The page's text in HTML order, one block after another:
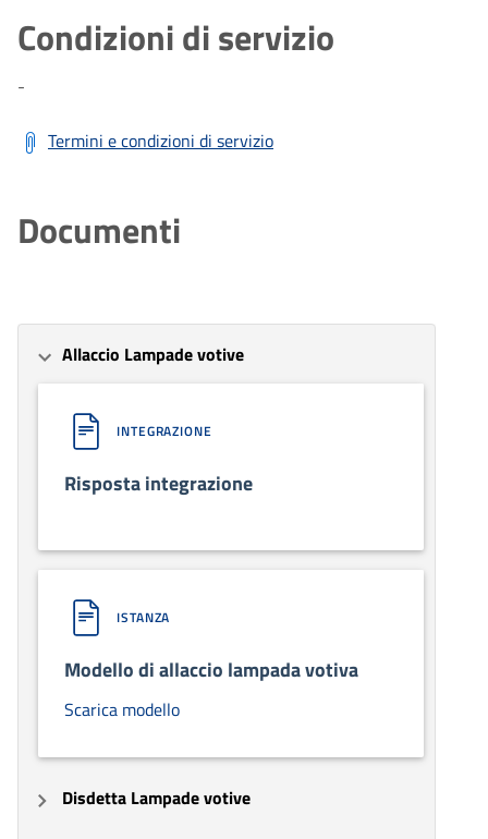
Condizioni di servizio
-
Termini e condizioni di servizio
Documenti
Allaccio Lampade votive
INTEGRAZIONE
Risposta integrazione
ISTANZA
Modello di allaccio lampada votiva
Scarica modello
Disdetta Lampade votive